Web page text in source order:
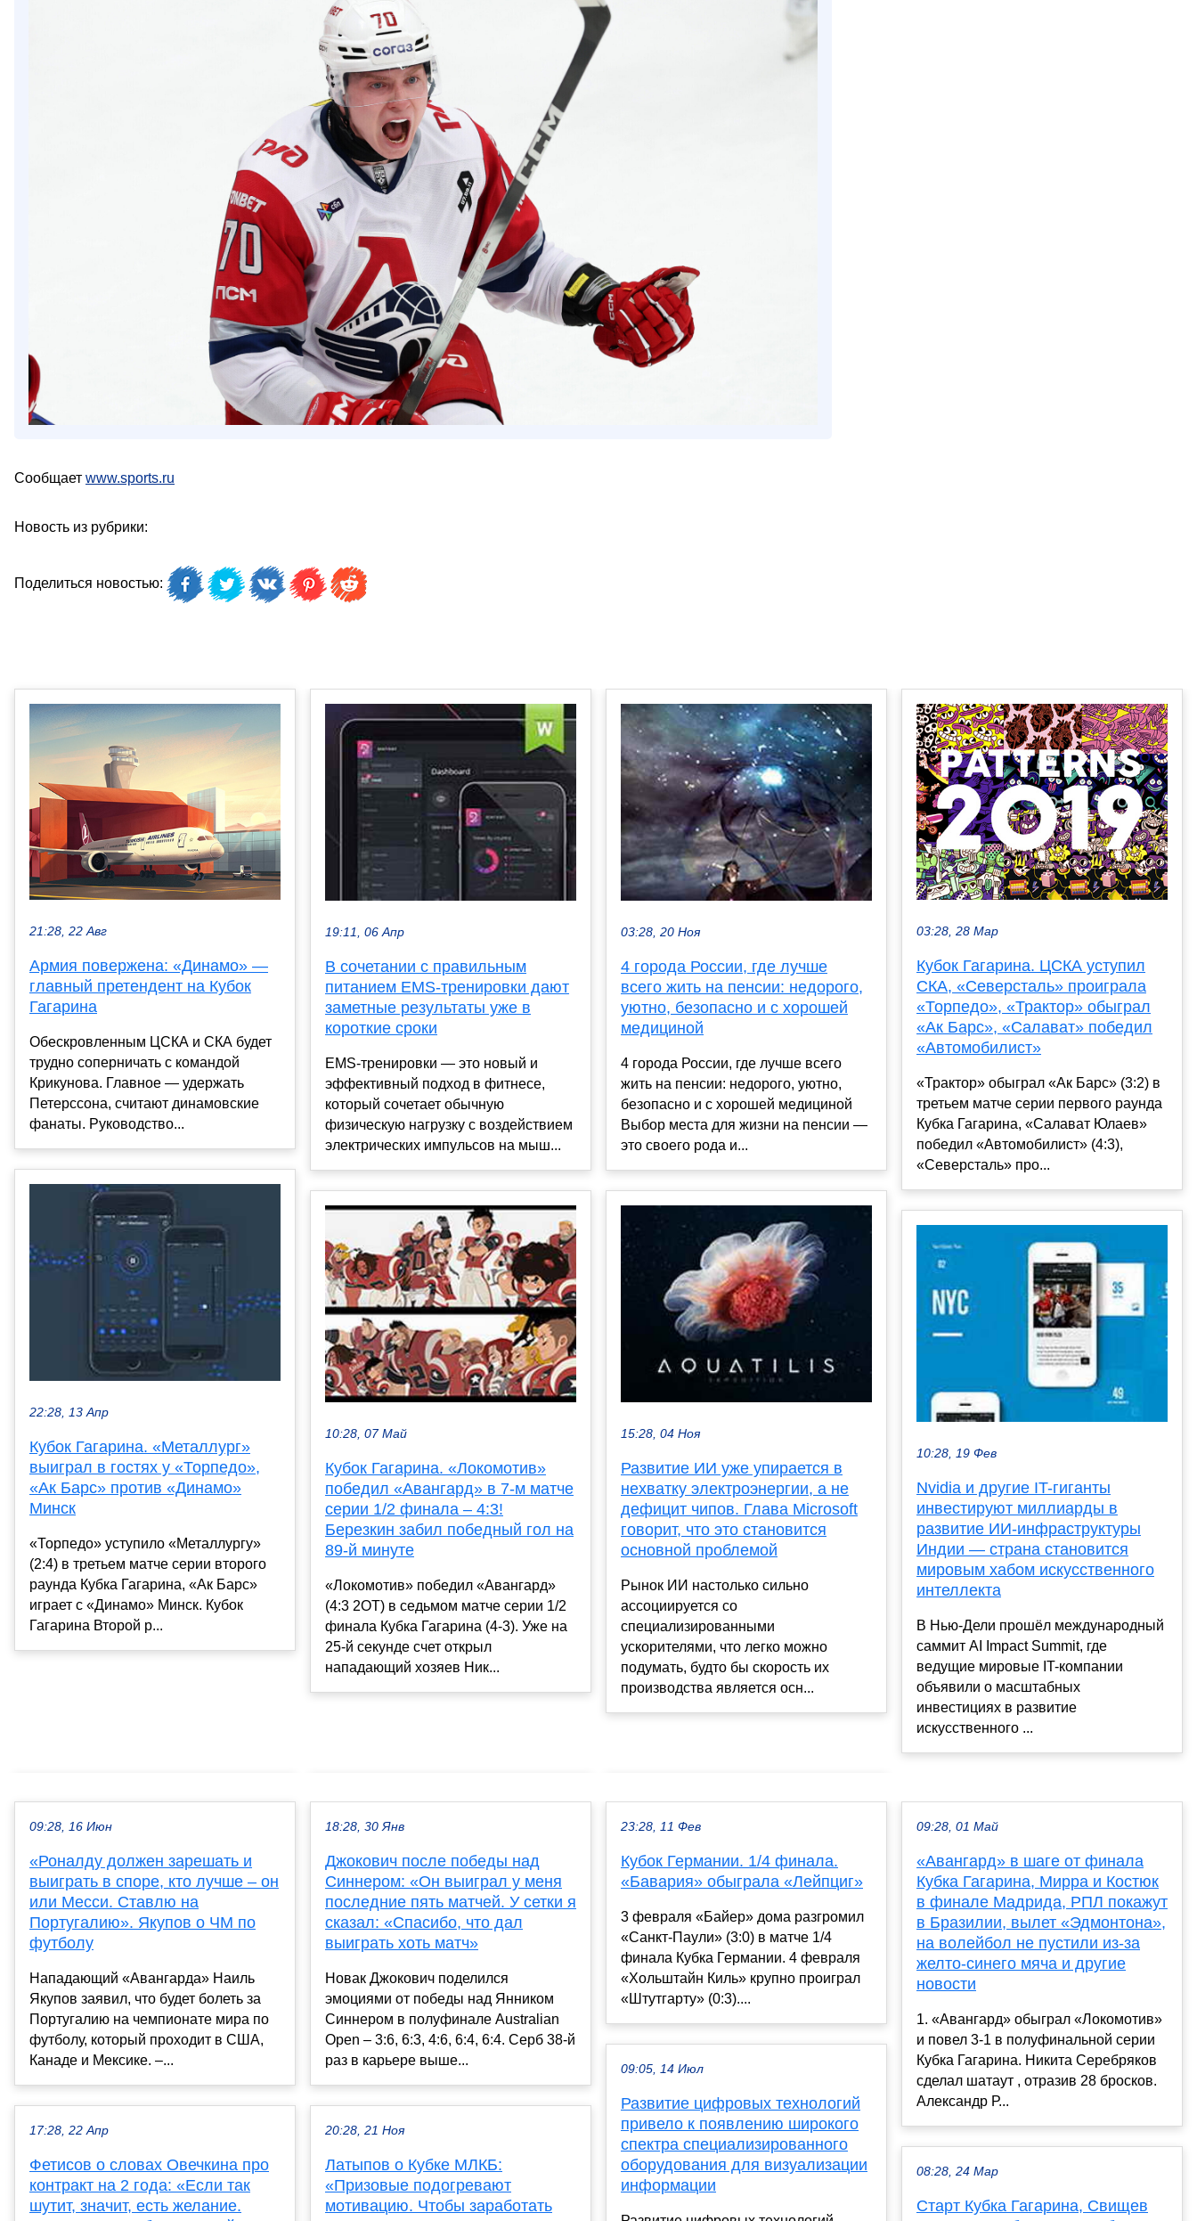
Сообщает www.sports.ru
Новость из рубрики:
Поделиться новостью:
21:28, 22 Авг
Армия повержена: «Динамо» —
главный претендент на Кубок
Гагарина
Обескровленным ЦСКА и СКА будет
трудно соперничать с командой
Крикунова. Главное — удержать
Петерссона, считают динамовские
фанаты. Руководство...
22:28, 13 Апр
Кубок Гагарина. «Металлург»
выиграл в гостях у «Торпедо»,
«Ак Барс» против «Динамо»
Минск
«Торпедо» уступило «Металлургу»
(2:4) в третьем матче серии второго
раунда Кубка Гагарина, «Ак Барс»
играет с «Динамо» Минск. Кубок
Гагарина Второй р...
19:11, 06 Апр
В сочетании с правильным
питанием EMS-тренировки дают
заметные результаты уже в
короткие сроки
EMS-тренировки — это новый и
эффективный подход в фитнесе,
который сочетает обычную
физическую нагрузку с воздействием
электрических импульсов на мыш...
10:28, 07 Май
Кубок Гагарина. «Локомотив»
победил «Авангард» в 7-м матче
серии 1/2 финала – 4:3!
Березкин забил победный гол на
89-й минуте
«Локомотив» победил «Авангард»
(4:3 2ОТ) в седьмом матче серии 1/2
финала Кубка Гагарина (4-3). Уже на
25-й секунде счет открыл
нападающий хозяев Ник...
03:28, 20 Ноя
4 города России, где лучше
всего жить на пенсии: недорого,
уютно, безопасно и с хорошей
медициной
4 города России, где лучше всего
жить на пенсии: недорого, уютно,
безопасно и с хорошей медициной
Выбор места для жизни на пенсии —
это своего рода и...
15:28, 04 Ноя
Развитие ИИ уже упирается в
нехватку электроэнергии, а не
дефицит чипов. Глава Microsoft
говорит, что это становится
основной проблемой
Рынок ИИ настолько сильно
ассоциируется со
специализированными
ускорителями, что легко можно
подумать, будто бы скорость их
производства является осн...
03:28, 28 Мар
Кубок Гагарина. ЦСКА уступил
СКА, «Северсталь» проиграла
«Торпедо», «Трактор» обыграл
«Ак Барс», «Салават» победил
«Автомобилист»
«Трактор» обыграл «Ак Барс» (3:2) в
третьем матче серии первого раунда
Кубка Гагарина, «Салават Юлаев»
победил «Автомобилист» (4:3),
«Северсталь» про...
10:28, 19 Фев
Nvidia и другие IT-гиганты
инвестируют миллиарды в
развитие ИИ-инфраструктуры
Индии — страна становится
мировым хабом искусственного
интеллекта
В Нью-Дели прошёл международный
саммит AI Impact Summit, где
ведущие мировые IT-компании
объявили о масштабных
инвестициях в развитие
искусственного ...
09:28, 16 Июн
«Роналду должен зарешать и
выиграть в споре, кто лучше – он
или Месси. Ставлю на
Португалию». Якупов о ЧМ по
футболу
Нападающий «Авангарда» Наиль
Якупов заявил, что будет болеть за
Португалию на чемпионате мира по
футболу, который проходит в США,
Канаде и Мексике. –...
17:28, 22 Апр
Фетисов о словах Овечкина про
контракт на 2 года: «Если так
шутит, значит, есть желание.
18:28, 30 Янв
Джокович после победы над
Синнером: «Он выиграл у меня
последние пять матчей. У сетки я
сказал: «Спасибо, что дал
выиграть хоть матч»
Новак Джокович поделился
эмоциями от победы над Янником
Синнером в полуфинале Australian
Open – 3:6, 6:3, 4:6, 6:4, 6:4. Серб 38-й
раз в карьере выше...
20:28, 21 Ноя
Латыпов о Кубке МЛКБ:
«Призовые подогревают
мотивацию. Чтобы заработать
23:28, 11 Фев
Кубок Германии. 1/4 финала.
«Бавария» обыграла «Лейпциг»
3 февраля «Байер» дома разгромил
«Санкт-Паули» (3:0) в матче 1/4
финала Кубка Германии. 4 февраля
«Хольштайн Киль» крупно проиграл
«Штутгарту» (0:3)....
09:05, 14 Июл
Развитие цифровых технологий
привело к появлению широкого
спектра специализированного
оборудования для визуализации
информации
09:28, 01 Май
«Авангард» в шаге от финала
Кубка Гагарина, Мирра и Костюк
в финале Мадрида, РПЛ покажут
в Бразилии, вылет «Эдмонтона»,
на волейбол не пустили из-за
желто-синего мяча и другие
новости
1. «Авангард» обыграл «Локомотив»
и повел 3-1 в полуфинальной серии
Кубка Гагарина. Никита Серебряков
сделал шатаут , отразив 28 бросков.
Александр Р...
08:28, 24 Мар
Старт Кубка Гагарина, Свищев